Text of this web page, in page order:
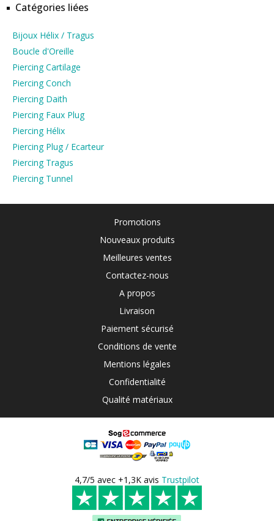
Catégories liées
Bijoux Hélix / Tragus
Boucle d'Oreille
Piercing Cartilage
Piercing Conch
Piercing Daith
Piercing Faux Plug
Piercing Hélix
Piercing Plug / Ecarteur
Piercing Tragus
Piercing Tunnel
Promotions
Nouveaux produits
Meilleures ventes
Contactez-nous
A propos
Livraison
Paiement sécurisé
Conditions de vente
Mentions légales
Confidentialité
Qualité matériaux
4,7/5 avec +1,3K avis Trustpilot